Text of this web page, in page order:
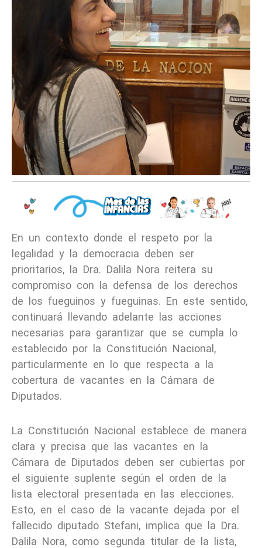
En un contexto donde el respeto por la
legalidad y la democracia deben ser
prioritarios, la Dra. Dalila Nora reitera su
compromiso con la defensa de los derechos
de los fueguinos y fueguinas. En este sentido,
continuará llevando adelante las acciones
necesarias para garantizar que se cumpla lo
establecido por la Constitución Nacional,
particularmente en lo que respecta a la
cobertura de vacantes en la Cámara de
Diputados.
La Constitución Nacional establece de manera
clara y precisa que las vacantes en la
Cámara de Diputados deben ser cubiertas por
el siguiente suplente según el orden de la
lista electoral presentada en las elecciones.
Esto, en el caso de la vacante dejada por el
fallecido diputado Stefani, implica que la Dra.
Dalila Nora, como segunda titular de la lista,